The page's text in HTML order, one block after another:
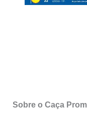
Sobre o Caça